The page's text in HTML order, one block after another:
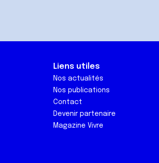
Liens utiles
Nos actualités
Nos publications
Contact
Devenir partenaire
Magazine Vivre